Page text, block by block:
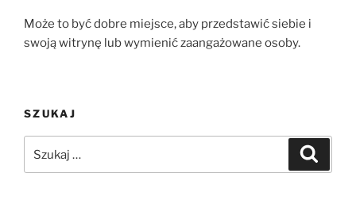
Może to być dobre miejsce, aby przedstawić siebie i
swoją witrynę lub wymienić zaangażowane osoby.
SZUKAJ